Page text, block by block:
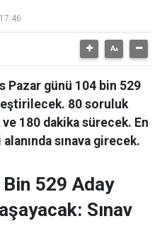
Pazar günü 104 bin 529
80 soruluk
ve 180 dakika sürecek. En
sınava girecek.
Bin 529 Aday
Sınav